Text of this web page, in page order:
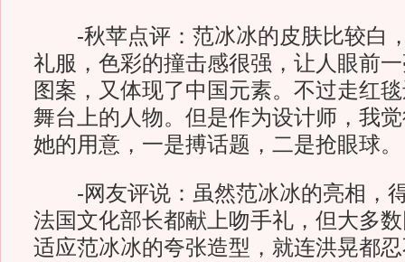
-秋苹点评：范冰冰的皮肤比较白
礼服，色彩的撞击感很强，让人眼前
图案，又体现了中国元素。不过走红
舞台上的人物。但是作为设计师，我
她的用意，一是搏话题，二是抢眼球。
-网友评说：虽然范冰冰的亮相，
法国文化部长都献上吻手礼，但大多
适应范冰冰的夸张造型，就连洪晃都